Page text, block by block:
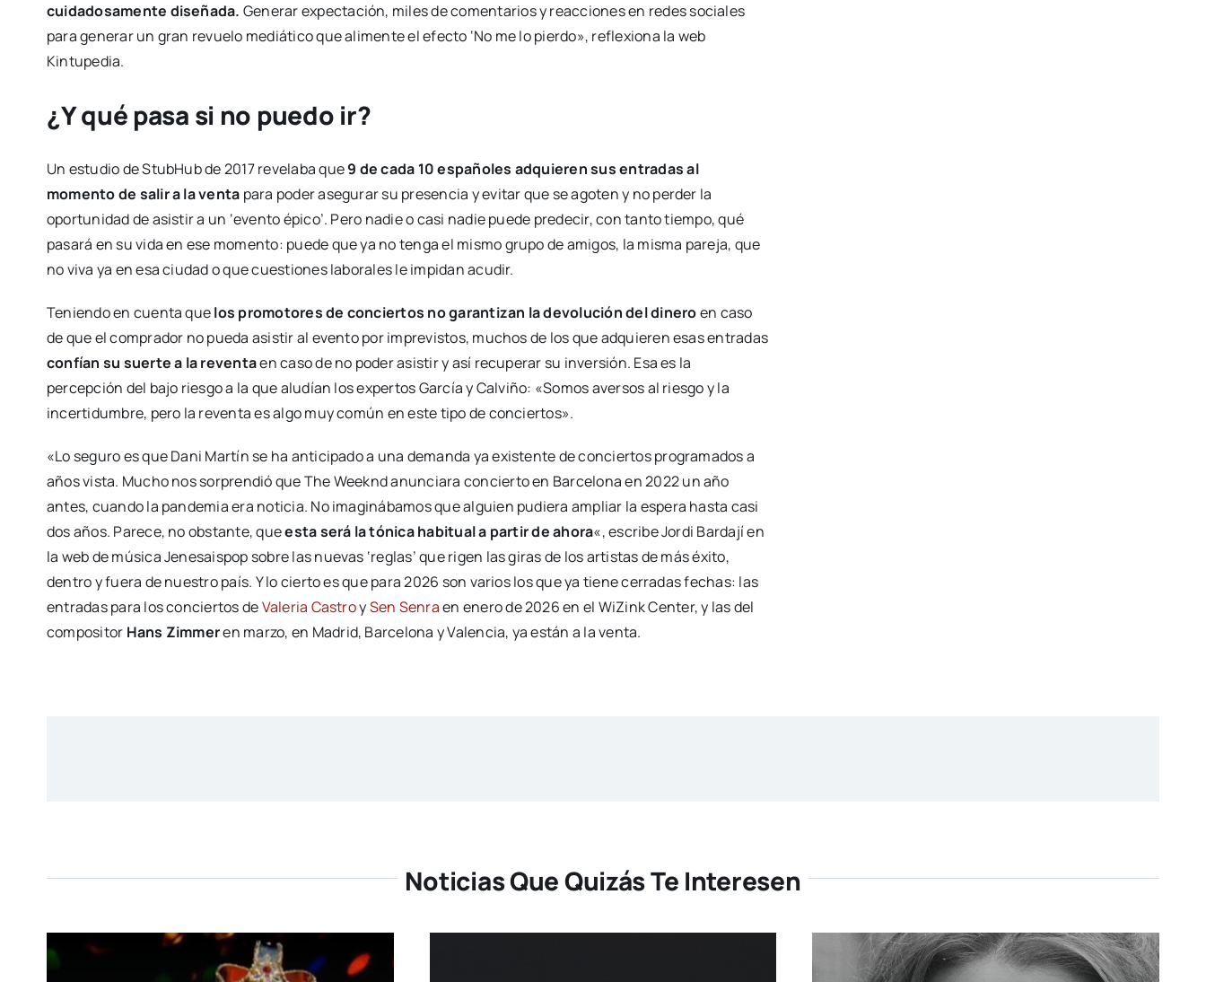
cuidadosamente diseñada. Generar expectación, miles de comentarios y reacciones en redes sociales
para generar un gran revuelo mediático que alimente el efecto ‘No me lo pierdo», reflexiona la web
Kintupedia.
¿Y qué pasa si no puedo ir?
Un estudio de StubHub de 2017 revelaba que9 de cada 10 españoles adquieren sus entradas al
momento de salir a la venta para poder asegurar su presencia y evitar que se agoten y no perder la
oportunidad de asistir a un ‘evento épico’. Pero nadie o casi nadie puede predecir, con tanto tiempo, qué
pasará en su vida en ese momento: puede que ya no tenga el mismo grupo de amigos, la misma pareja, que
no viva ya en esa ciudad o que cuestiones laborales le impidan acudir.
Teniendo en cuenta quelos promotores de conciertos no garantizan la devolución del dineroen caso
de que el comprador no pueda asistir al evento por imprevistos, muchos de los que adquieren esas entradas
confían su suerte a la reventaen caso de no poder asistir y así recuperar su inversión. Esa es la
percepción del bajo riesgo a la que aludían los expertos García y Calviño: «Somos aversos al riesgo y la
incertidumbre, pero la reventa es algo muy común en este tipo de conciertos».
«Lo seguro es que Dani Martín se ha anticipado a una demanda ya existente de conciertos programados a
años vista. Mucho nos sorprendió que The Weeknd anunciara concierto en Barcelona en 2022 un año
antes, cuando la pandemia era noticia. No imaginábamos que alguien pudiera ampliar la espera hasta casi
dos años. Parece, no obstante, queesta será la tónica habitual a partir de ahora«, escribe Jordi Bardají en
la web de música Jenesaispop sobre las nuevas ‘reglas’ que rigen las giras de los artistas de más éxito,
dentro y fuera de nuestro país. Y lo cierto es que para 2026 son varios los que ya tiene cerradas fechas: las
entradas para los conciertos deValeria CastroySen Senraen enero de 2026 en el WiZink Center, y las del
compositor Hans Zimmeren marzo, en Madrid, Barcelona y Valencia, ya están a la venta.
Noticias Que Quizás Te Interesen